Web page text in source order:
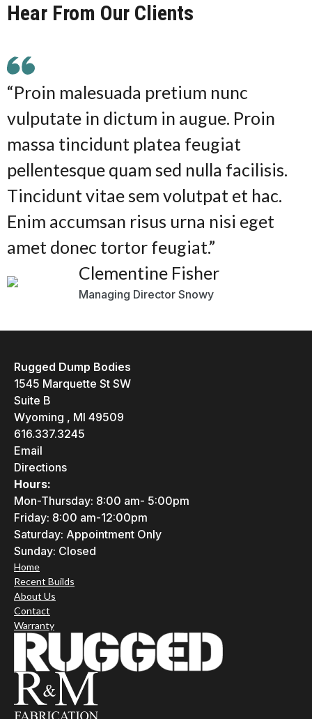
Hear From Our Clients
“Proin malesuada pretium nunc
vulputate in dictum in augue. Proin
massa tincidunt platea feugiat
pellentesque quam sed nulla facilisis.
Tincidunt vitae sem volutpat et hac.
Enim accumsan risus urna nisi eget
amet donec tortor feugiat.”
Clementine Fisher
Managing Director Snowy
Rugged Dump Bodies
1545 Marquette St SW
Suite B
Wyoming , MI 49509
616.337.3245
Email
Directions
Hours:
Mon-Thursday: 8:00 am- 5:00pm
Friday: 8:00 am-12:00pm
Saturday: Appointment Only
Sunday: Closed
Home
Recent Builds
About Us
Contact
Warranty